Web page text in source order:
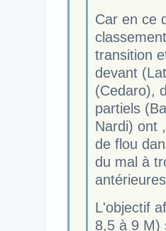
Car en ce
transition
devant
(Cedaro),
partiels
Nardi) ont
de flou
du mal à
L'objectif
8,5 à 9 M)